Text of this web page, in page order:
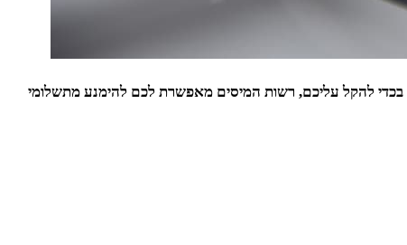
בכדי להקל עליכם, רשות המיסים מאפשרת לכם להימנע מתשלומי